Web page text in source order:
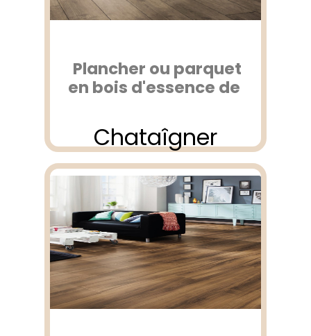
Plancher ou parquet
en bois d'essence de
Chataîgner